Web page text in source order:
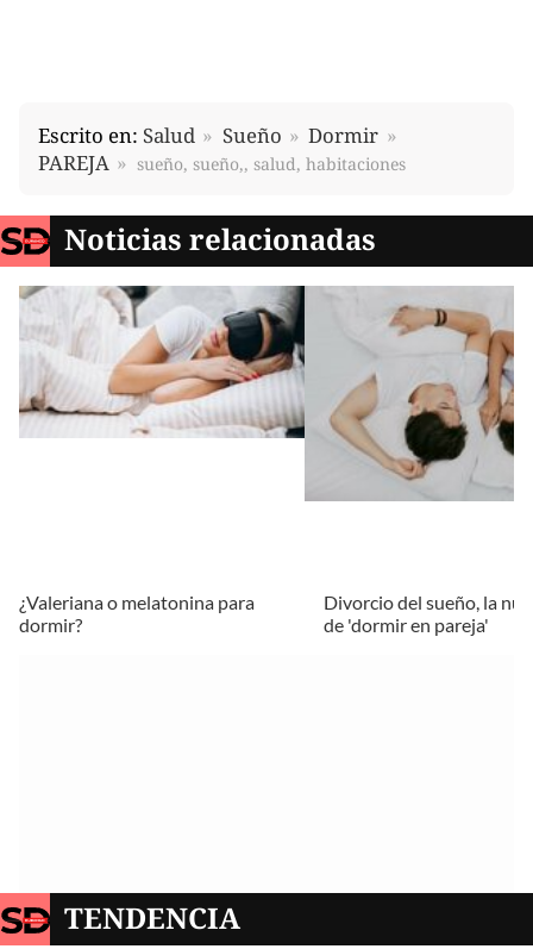
Escrito en: Salud Sueño
Dormir
PAREJA
sueño, sueño,, salud, habitaciones
Noticias relacionadas
¿Valeriana o melatonina para
dormir?
Divorcio del sueño, la
de 'dormir en pareja'
TENDENCIA